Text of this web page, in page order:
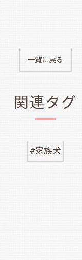
一覧に戻る
関連タグ
#家族犬